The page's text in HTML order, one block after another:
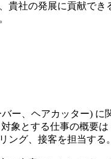
貴社の発展に貢献でき
ー、ヘアカッター) に
象とする仕事の概要は
ング、接客を担当する